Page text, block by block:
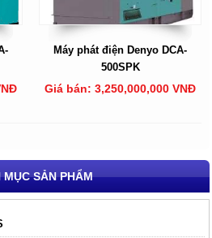
Máy phát điện Denyo DCA-
500SPK
Giá bán: 3,250,000,000 VNĐ
MỤC SẢN PHẨM